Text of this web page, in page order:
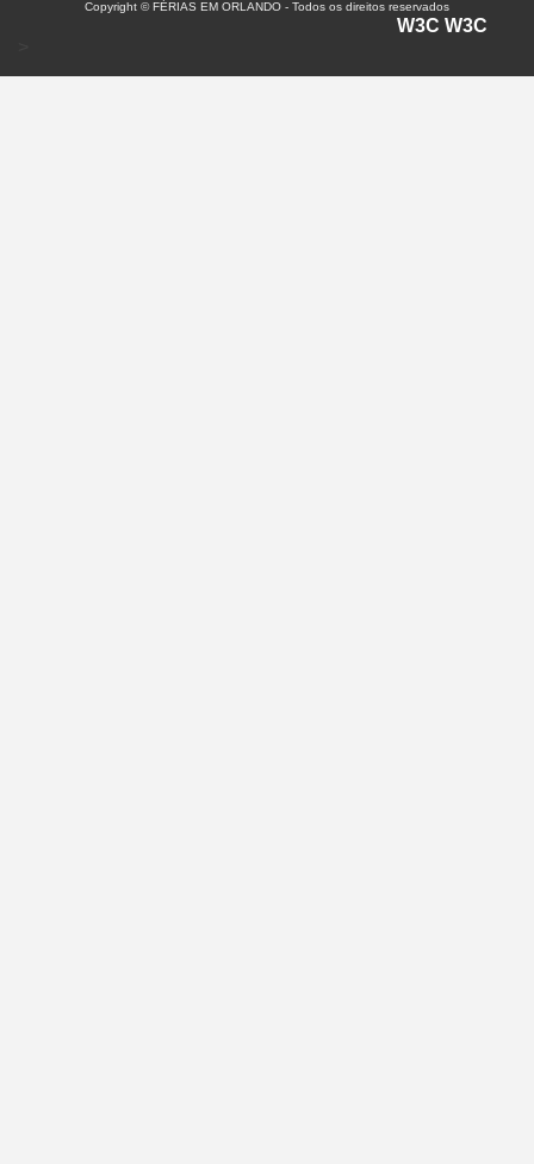
Copyright © FÉRIAS EM ORLANDO - Todos os direitos reservados
W3C W3C